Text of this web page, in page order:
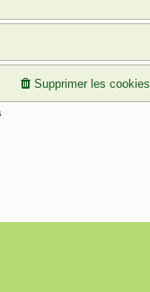
Supprimer les cookies